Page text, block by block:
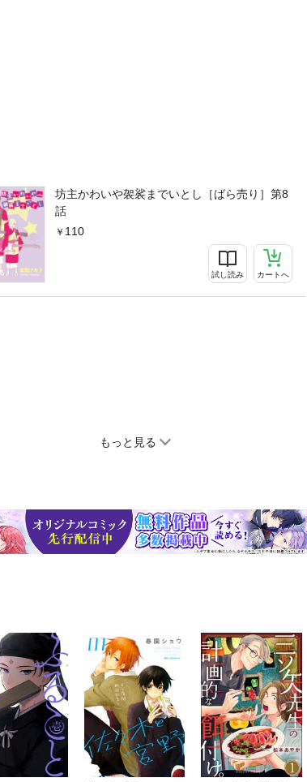
坊主かわいや袈裟までいとし［ばら売り］第8
話
110
試し読み カートへ
もっと見る